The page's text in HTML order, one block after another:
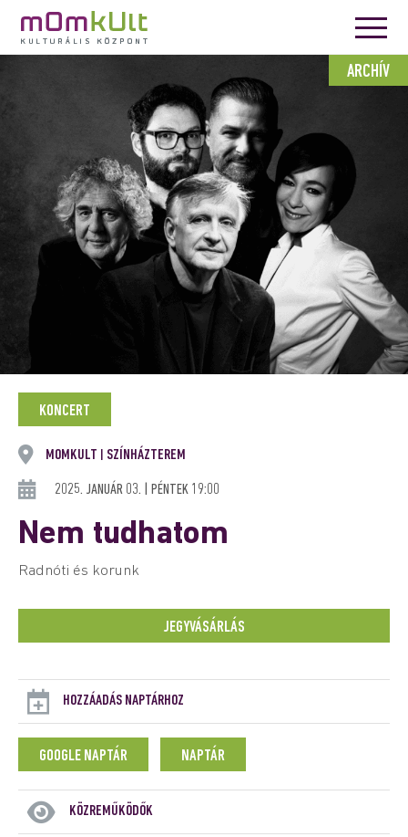
ARCHÍV
KONCERT
MOMKULT SZÍNHÁZTEREM
2025. JANUÁR 03. | PÉNTEK 19:00
Nem tudhatom
Radnóti és korunk
JEGYVÁSÁRLÁS
HOZZÁADÁS NAPTÁRHOZ
GOOGLE NAPTÁR NAPTÁR
KÖZREMŰKÖDŐK